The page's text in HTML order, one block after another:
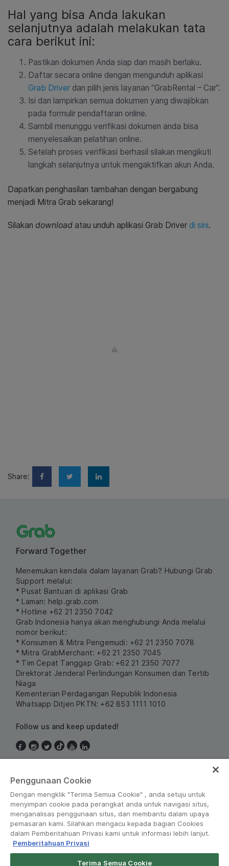
Hal yang bisa Anda lakukan
selanjutnya adalah melakukan tata
cara berikut ini:
Pastikan dokumen Anda siap dan masih berlaku.
Daftar secara online dengan mengunduh aplikasi
Grab Driver dan pilih jenis layanan “GrabRental – Car”.
Isi dan lampirkan semua dokumen yang diwajibkan
pada formulir pendaftaran online.
Sambil menunggu verifikasi dokumen anda bisa
menyelesaikan pelatihan online.
Setelah proses verifikasi berhasil silakan mengikuti
langkah selanjutnya untuk mengaktifkan akun Anda.
Dapatkan penghasilan tambahan dengan bergabung
menjadi Mitra Grab sekarang!
Silakan download atau unduh aplikasi Grab Driver di sini.
Share:
Forward Together
Menemukan kendala dalam layanan Grab? Hubungi Grab
Support melalui:
* Pusat Bantuan di aplikasi Grab
* Laman: help.grab.com
* Hotline +62 21 2350 7042
Grab Indonesia hanya akan menghubungi Anda melalui
nomor berikut:
* Konsumen & Mitra Pengemudi: +62 21 2350 7078
* Mitra GrabMerchant: +62 21 2350 7045
* Tim Cepat Tanggap Grab: +62 21 2350 7077
Direktorat Jenderal Perlindungan Konsumen dan Tertib
Niaga
Kementerian Perdagangan Republik Indonesia
Whatsapp Ditjen PKTN: +62 853 1111 1010
Follow us and keep updated!
Penggunaan Cookie
Dengan mengklik "Terima Semua Cookie" , anda setuju untuk
menyimpan cookie pada perangkat anda untuk navigasi situs,
menganalisas penggunaan situs, dan membantu dalam upaya
pemasaran kami. Silahkan mengacu kepada bagian Cookies
dalam Pemberitahuan Privasi kami untuk informasi lebih lanjut.
Pemberitahuan Privasi
Terima Semua Cookie